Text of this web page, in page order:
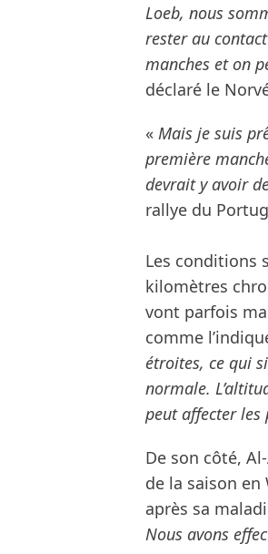
Loeb, nous
rester au
manches et on
déclaré le
« Mais je suis
première
devrait y avoir
rallye du
Les conditions
kilomètres
vont parfois
comme
étroites, ce qui
normale.
peut affecter les
De son côté,
de la saison en
après sa
Nous avons